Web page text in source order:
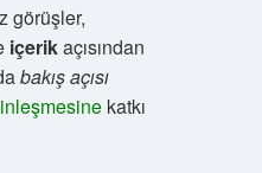
görüşler,
içerikaçısından
bakış açısı
katkı